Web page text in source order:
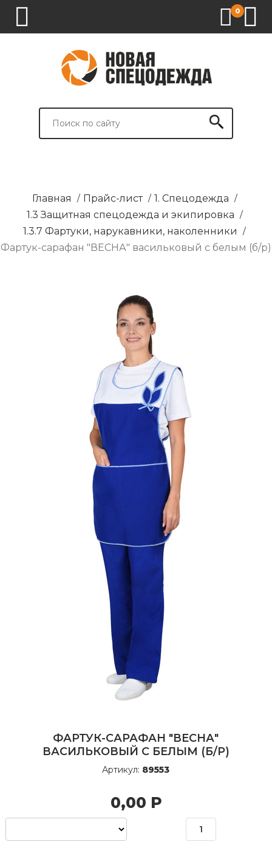
0
СПЕЦОДЕЖДА
СПЕЦОБУВЬ
СРЕДСТВА
ВСПОМОГАТЕЛЬНЫЕ
БРЕНДИРОВАНИЕ
Главная / Прайс-лист / 1. Спецодежда /
1.3 Защитная спецодежда и экипировка /
1.3.7 Фартуки, нарукавники, наколенники /
Фартук-сарафан "ВЕСНА" васильковый с белым (б/р)
ФАРТУК-САРАФАН "ВЕСНА"
ВАСИЛЬКОВЫЙ С БЕЛЫМ (Б/Р)
Артикул: 89553
0,00 Р